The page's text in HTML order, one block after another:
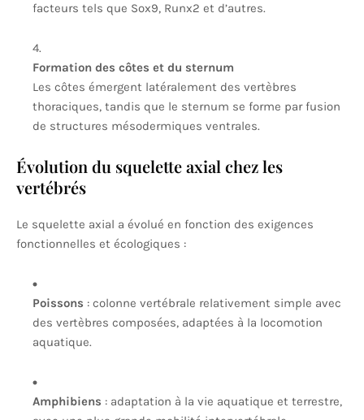
facteurs tels que Sox9, Runx2 et d’autres.
Formation des côtes et du sternum
Les côtes émergent latéralement des vertèbres
thoraciques, tandis que le sternum se forme par fusion
de structures mésodermiques ventrales.
Évolution du squelette axial chez les
vertébrés
Le squelette axial a évolué en fonction des exigences
fonctionnelles et écologiques :
Poissons : colonne vertébrale relativement simple avec
des vertèbres composées, adaptées à la locomotion
aquatique.
Amphibiens : adaptation à la vie aquatique et terrestre,